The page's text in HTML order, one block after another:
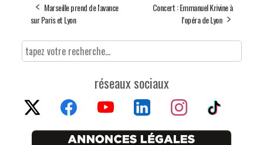
Marseille prend de l'avance
sur Paris et Lyon
Concert : Emmanuel Krivine à
l’opéra de Lyon
réseaux sociaux